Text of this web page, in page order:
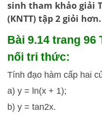
sinh tham khảo giải
(KNTT) tập 2 giỏi hơn.
Bài 9.14 trang 96
nối tri thức:
Tính đạo hàm cấp hai
a) y = ln(x + 1);
b) y = tan2x.